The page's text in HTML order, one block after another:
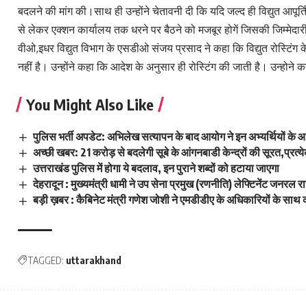
बदलने की मांग की।साथ ही उन्होंने चेतावनी दी कि यदि जल्द ही विद्युत
से लेकर एक्शन कार्यालय तक धरने पर बैठने को मजबूर होगें जिसकी
वीओ,इधर विद्युत विभाग के एसडीओ संजय प्रसाद ने कहा कि विद्युत
नहीं है। उन्होंने कहा कि आदेश के अनुसार ही रोस्टिंग की जाती है। उन्होने
You Might Also Like
पुलिस भर्ती अपडेट: अभिलेख सत्यापन के बाद आयोग ने इन अभ्यर्थियों के
अच्छी खबर: 21 करोड़ से बदलेगी सूबे के आंगनबाडी केन्द्रों की
उत्तराखंड पुलिस में होगा ये बदलाव, इन पुराने शब्दों को हटाया जाएगा
देहरादून : मुख्यमंत्री धामी ने उप सेना प्रमुख (रणनीति) लेफ्टिनेंट जनरल
बड़ी ख़बर : कैबिनेट मंत्री गणेश जोशी ने एमडीडीए के अधिकारियों के साथ
TAGGED: uttarakhand